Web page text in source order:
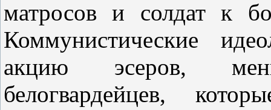
матросов и солдат к
Коммунистические
акцию эсеров,
белогвардейцев,